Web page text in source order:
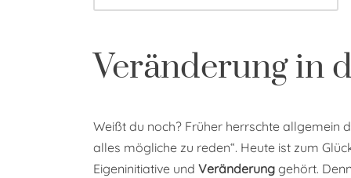
Veränderung in
Weißt du noch? Früher herrschte allgemein
alles mögliche zu reden“. Heute ist zum
Eigeninitiative und Veränderung gehört.